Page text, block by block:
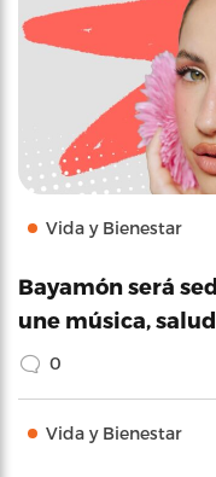
Vida y Bienestar
Bayamón será
une música,
0
Vida y Bienestar